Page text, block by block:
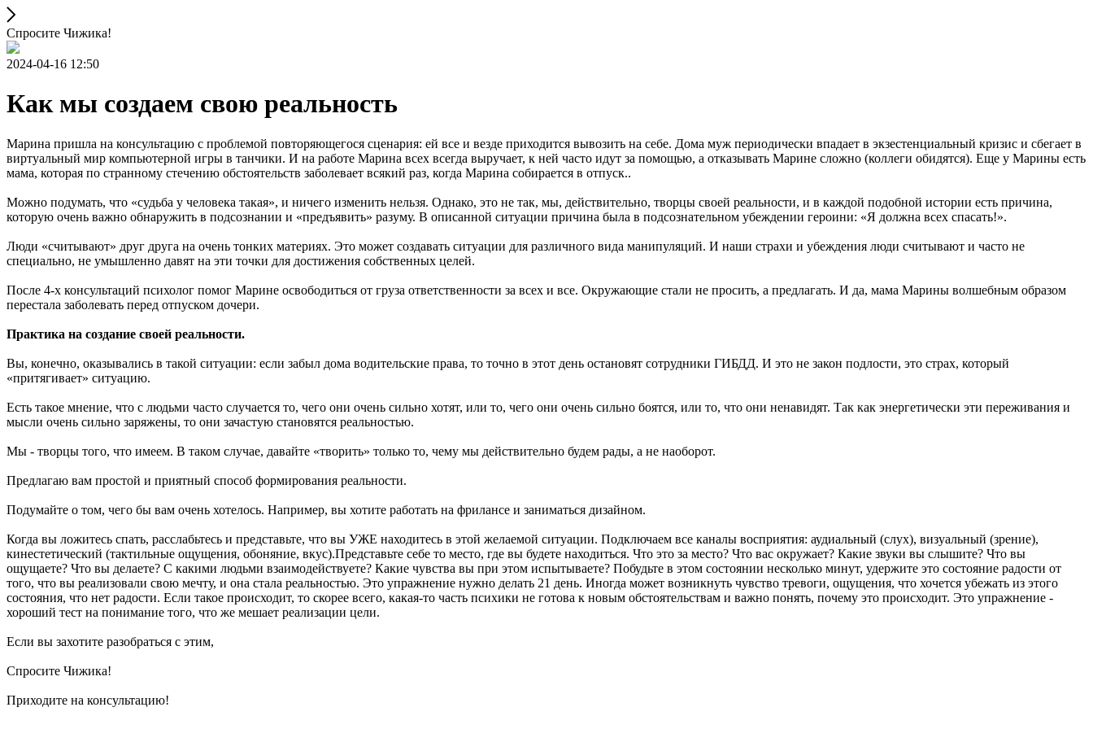
Спросите Чижика!
2024-04-16 12:50
Как мы создаем свою реальность
Марина пришла на консультацию с проблемой повторяющегося сценария: ей все и везде приходится вывозить на себе. Дома муж периодически впадает в экзестенциальный кризис и сбегает в
виртуальный мир компьютерной игры в танчики. И на работе Марина всех всегда выручает, к ней часто идут за помощью, а отказывать Марине сложно (коллеги обидятся). Еще у Марины есть
мама, которая по странному стечению обстоятельств заболевает всякий раз, когда Марина собирается в отпуск..
Можно подумать, что «судьба у человека такая», и ничего изменить нельзя. Однако, это не так, мы, действительно, творцы своей реальности, и в каждой подобной истории есть причина,
которую очень важно обнаружить в подсознании и «предъявить» разуму. В описанной ситуации причина была в подсознательном убеждении героини: «Я должна всех спасать!».
Люди «считывают» друг друга на очень тонких материях. Это может создавать ситуации для различного вида манипуляций. И наши страхи и убеждения люди считывают и часто не
специально, не умышленно давят на эти точки для достижения собственных целей.
После 4-х консультаций психолог помог Марине освободиться от груза ответственности за всех и все. Окружающие стали не просить, а предлагать. И да, мама Марины волшебным образом
перестала заболевать перед отпуском дочери.
Практика на создание своей реальности.
Вы, конечно, оказывались в такой ситуации: если забыл дома водительские права, то точно в этот день остановят сотрудники ГИБДД. И это не закон подлости, это страх, который
«притягивает» ситуацию.
Есть такое мнение, что с людьми часто случается то, чего они очень сильно хотят, или то, чего они очень сильно боятся, или то, что они ненавидят. Так как энергетически эти переживания и
мысли очень сильно заряжены, то они зачастую становятся реальностью.
Мы - творцы того, что имеем. В таком случае, давайте «творить» только то, чему мы действительно будем рады, а не наоборот.
Предлагаю вам простой и приятный способ формирования реальности.
Подумайте о том, чего бы вам очень хотелось. Например, вы хотите работать на фрилансе и заниматься дизайном.
Когда вы ложитесь спать, расслабьтесь и представьте, что вы УЖЕ находитесь в этой желаемой ситуации. Подключаем все каналы восприятия: аудиальный (слух), визуальный (зрение),
кинестетический (тактильные ощущения, обоняние, вкус).Представьте себе то место, где вы будете находиться. Что это за место? Что вас окружает? Какие звуки вы слышите? Что вы
ощущаете? Что вы делаете? С какими людьми взаимодействуете? Какие чувства вы при этом испытываете? Побудьте в этом состоянии несколько минут, удержите это состояние радости от
того, что вы реализовали свою мечту, и она стала реальностью. Это упражнение нужно делать 21 день. Иногда может возникнуть чувство тревоги, ощущения, что хочется убежать из этого
состояния, что нет радости. Если такое происходит, то скорее всего, какая-то часть психики не готова к новым обстоятельствам и важно понять, почему это происходит. Это упражнение -
хороший тест на понимание того, что же мешает реализации цели.
Если вы захотите разобраться с этим,
Спросите Чижика!
Приходите на консультацию!